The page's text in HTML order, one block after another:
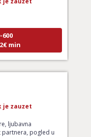
min
zauzet
ljubavna
pogled u